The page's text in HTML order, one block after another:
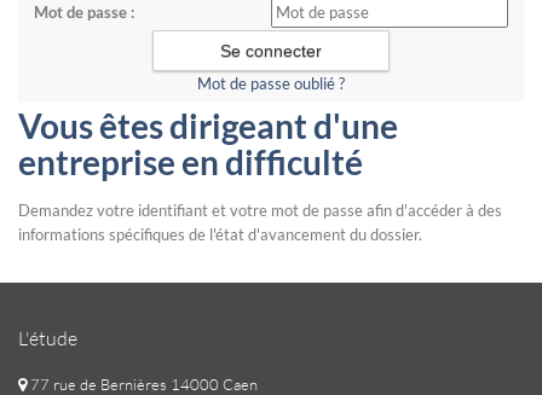
Mot de passe :
Mot de passe oublié ?
Vous êtes dirigeant d'une
entreprise en difficulté
Demandez votre identifiant et votre mot de passe afin d'accéder à des
informations spécifiques de l'état d'avancement du dossier.
L'étude
77 rue de Bernières 14000 Caen